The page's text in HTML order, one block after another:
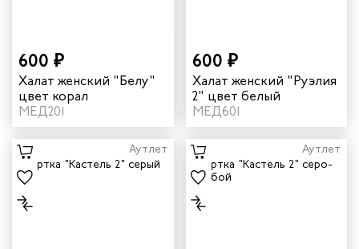
600 ₽
Халат женский "Белу"
цвет корал
МЕД201
600 ₽
Халат женский "Руэлия
2" цвет белый
МЕД601
Аутлет Аутлет